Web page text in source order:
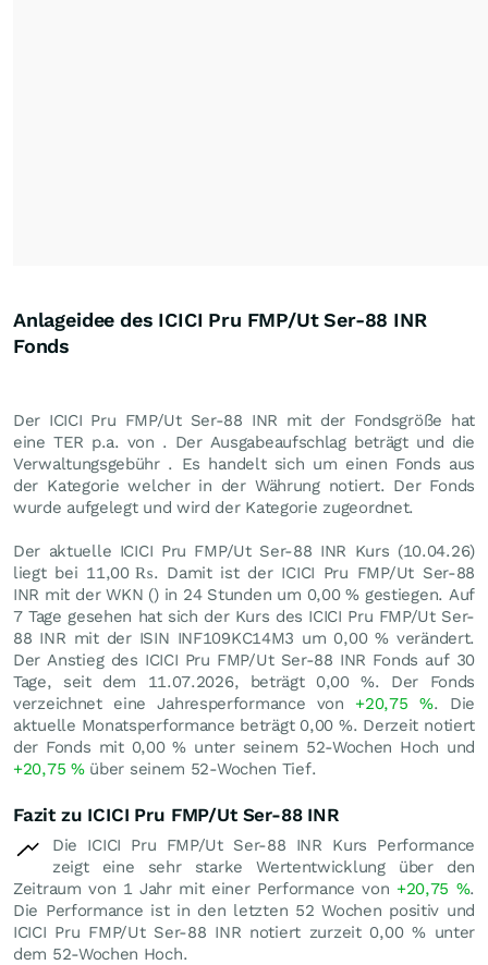
Anlageidee des ICICI Pru FMP/Ut Ser-88 INR
Fonds
Der ICICI Pru FMP/Ut Ser-88 INR mit der Fondsgröße hat
eine TER p.a. von . Der Ausgabeaufschlag beträgt und die
Verwaltungsgebühr . Es handelt sich um einen Fonds aus
der Kategorie welcher in der Währung notiert. Der Fonds
wurde aufgelegt und wird der Kategorie zugeordnet.
Der aktuelle ICICI Pru FMP/Ut Ser-88 INR Kurs (10.04.26)
liegt bei 11,00 ₨. Damit ist der ICICI Pru FMP/Ut Ser-88
INR mit der WKN () in 24 Stunden um 0,00% gestiegen. Auf
7 Tage gesehen hat sich der Kurs des ICICI Pru FMP/Ut Ser-
88 INR mit der ISIN INF109KC14M3 um 0,00%verändert.
Der Anstieg des ICICI Pru FMP/Ut Ser-88 INR Fonds auf 30
Tage, seit dem 11.07.2026, beträgt 0,00%. Der Fonds
verzeichnet eine Jahresperformance von +20,75%. Die
aktuelle Monatsperformance beträgt 0,00 %. Derzeit notiert
der Fonds mit 0,00% unter seinem 52-Wochen Hoch und
+20,75 %über seinem 52-Wochen Tief.
Fazit zu ICICI Pru FMP/Ut Ser-88 INR
Die ICICI Pru FMP/Ut Ser-88 INR Kurs Performance
zeigt eine sehr starke Wertentwicklung über den
Zeitraum von 1 Jahr mit einer Performance von +20,75 %.
Die Performance ist in den letzten 52 Wochen positiv und
ICICI Pru FMP/Ut Ser-88 INR notiert zurzeit 0,00%unter
dem 52-Wochen Hoch.